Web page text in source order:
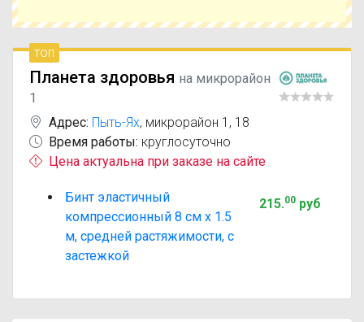
Чтобы купить Бинт эластичный компрессионный
8 см х 1.5 м, средней растяжимости, с
застежкой в ближайшей аптеке, укажите свой
город и сравните предложения. Это поможет
сэкономить время и выбрать оптимальный
топ
Планета здоровья на микрорайон
1
Адрес: Пыть-Ях, микрорайон 1, 18
Время работы: круглосуточно
Цена актуальна при заказе на сайте
Бинт эластичный
компрессионный 8 см х 1.5
м, средней растяжимости, с
застежкой
215.00руб